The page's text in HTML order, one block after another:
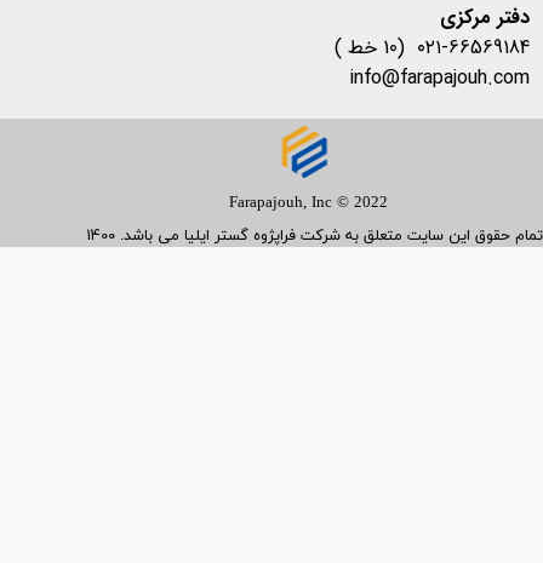
​​​​​​​دفتر مرکزی
۰۲۱-66569184 (10 خط )
info@farapajouh.com
Farapajouh, Inc © 2022